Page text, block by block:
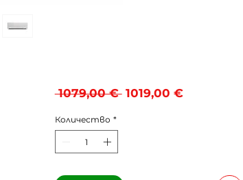
1079,00 € Редовна
1019,00 €Продажна
Количество *